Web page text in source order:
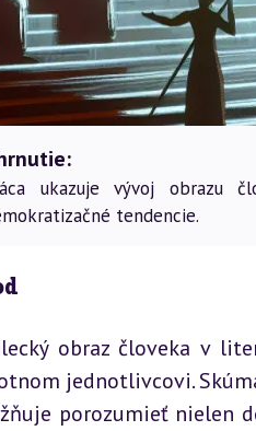
ukazuje vývoj obrazu
tendencie.
obraz človeka v
jednotlivcovi.
porozumieť nielen